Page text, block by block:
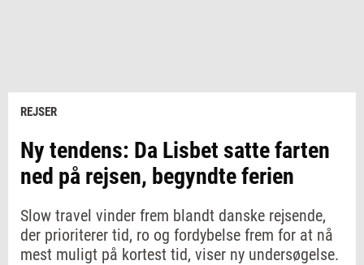
REJSER
Ny tendens: Da Lisbet satte farten
ned på rejsen, begyndte ferien
Slow travel vinder frem blandt danske rejsende,
der prioriterer tid, ro og fordybelse frem for at nå
mest muligt på kortest tid, viser ny undersøgelse.